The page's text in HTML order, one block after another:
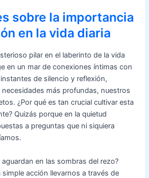
sobre la importancia
en la vida diaria
pilar en el laberinto de la vida
en un mar de conexiones íntimas con
de silencio y reflexión,
más profundas, nuestros
¿Por qué es tan crucial cultivar esta
Quizás porque en la quietud
a preguntas que ni siquiera
aguardan en las sombras del rezo?
simple acción llevarnos a través de